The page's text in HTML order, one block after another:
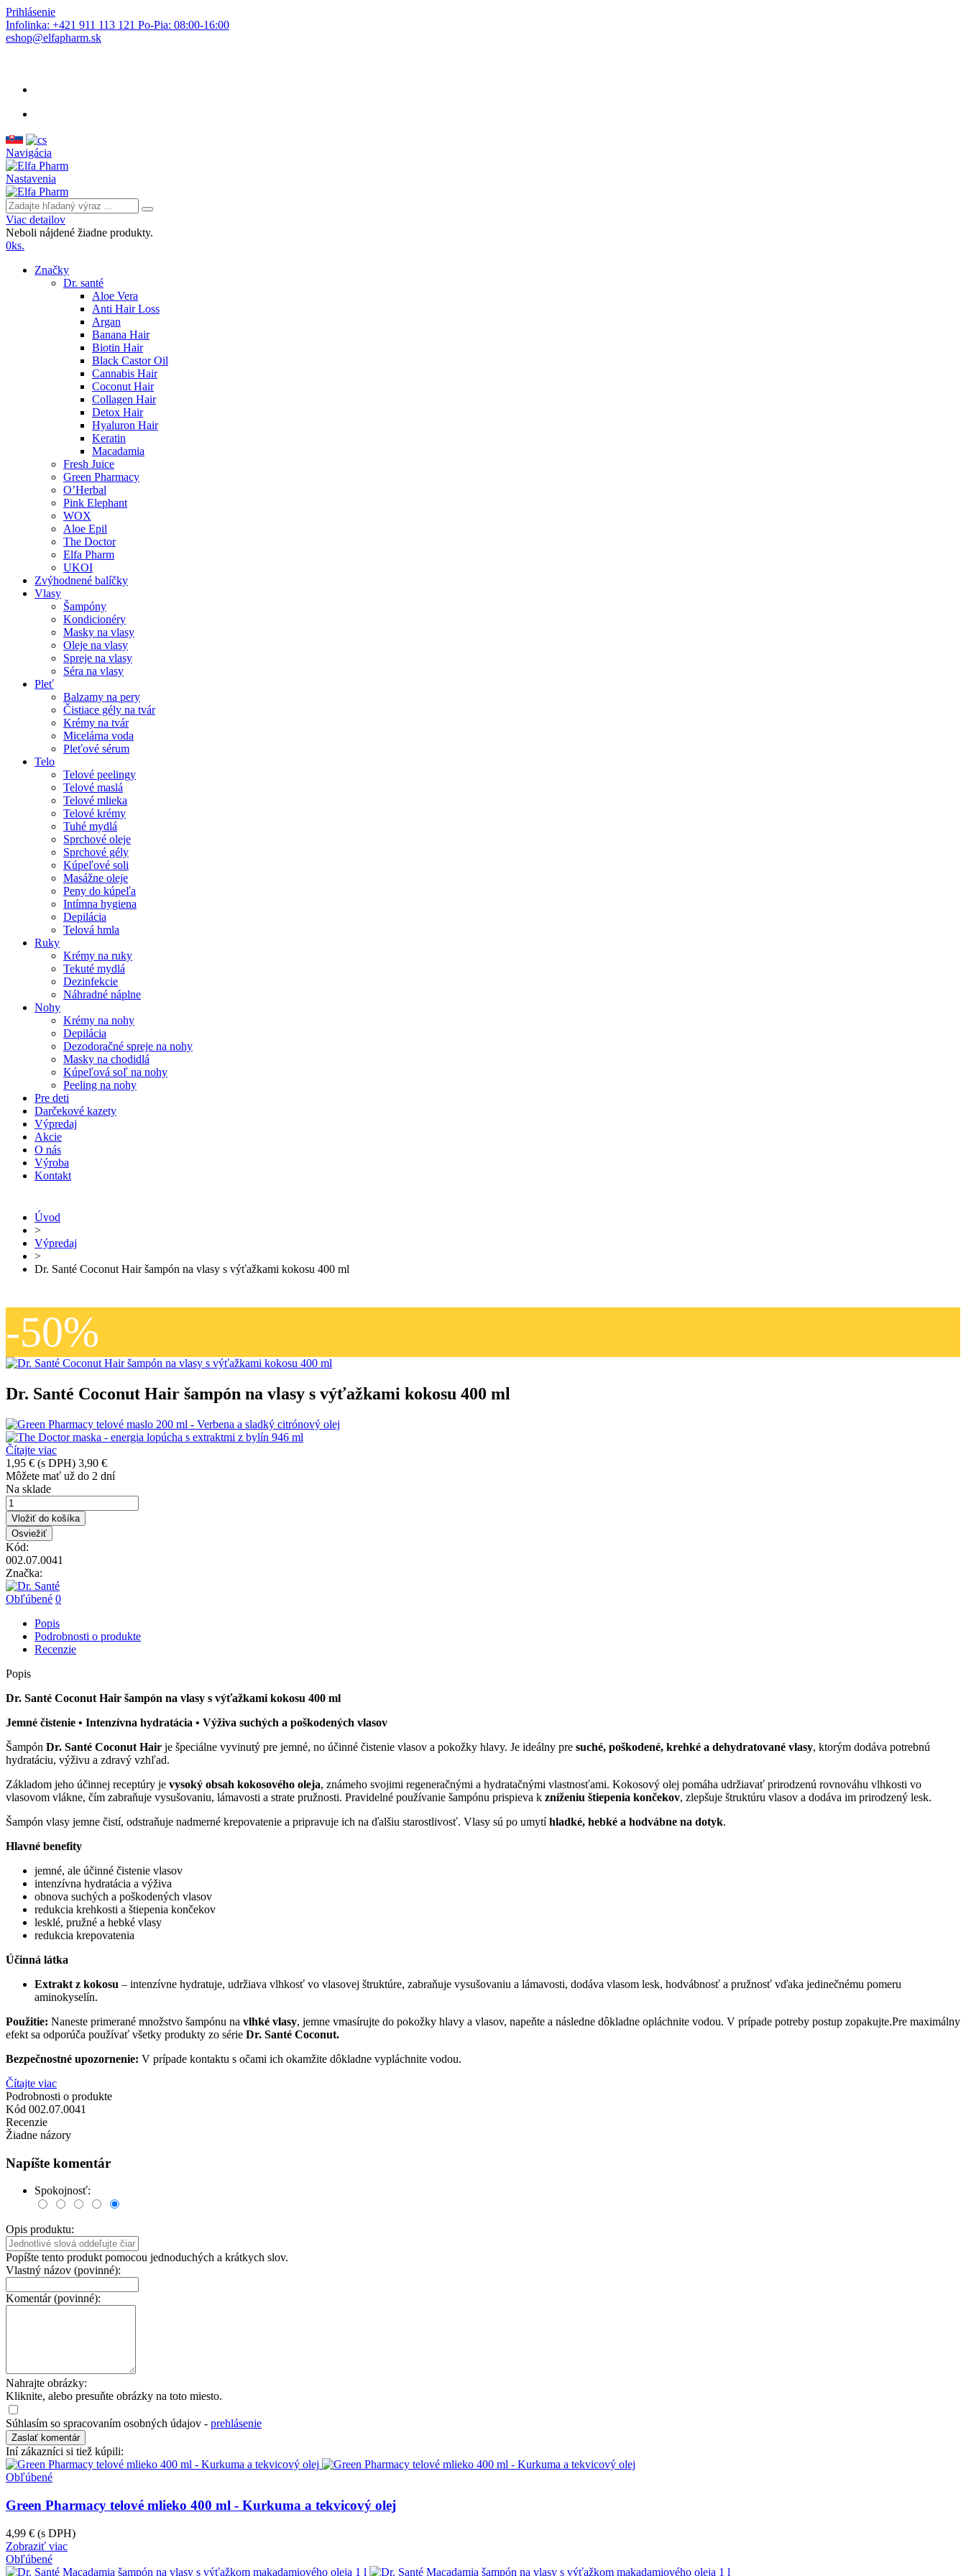
Prihlásenie
Infolinka: +421 911 113 121 Po-Pia: 08:00-16:00
eshop@elfapharm.sk
Navigácia
Nastavenia
Viac detailov
Neboli nájdené žiadne produkty.
0ks.
Značky
Dr. santé
Aloe Vera
Anti Hair Loss
Argan
Banana Hair
Biotin Hair
Black Castor Oil
Cannabis Hair
Coconut Hair
Collagen Hair
Detox Hair
Hyaluron Hair
Keratin
Macadamia
Fresh Juice
Green Pharmacy
O’Herbal
Pink Elephant
WOX
Aloe Epil
The Doctor
Elfa Pharm
UKOI
Zvýhodnené balíčky
Vlasy
Šampóny
Kondicionéry
Masky na vlasy
Oleje na vlasy
Spreje na vlasy
Séra na vlasy
Pleť
Balzamy na pery
Čistiace gély na tvár
Krémy na tvár
Micelárna voda
Pleťové sérum
Telo
Telové peelingy
Telové maslá
Telové mlieka
Telové krémy
Tuhé mydlá
Sprchové oleje
Sprchové gély
Kúpeľové soli
Masážne oleje
Peny do kúpeľa
Intímna hygiena
Depilácia
Telová hmla
Ruky
Krémy na ruky
Tekuté mydlá
Dezinfekcie
Náhradné náplne
Nohy
Krémy na nohy
Depilácia
Dezodoračné spreje na nohy
Masky na chodidlá
Kúpeľová soľ na nohy
Peeling na nohy
Pre deti
Darčekové kazety
Výpredaj
Akcie
O nás
Výroba
Kontakt
Úvod
>
Výpredaj
>
Dr. Santé Coconut Hair šampón na vlasy s výťažkami kokosu 400 ml
-50%
Dr. Santé Coconut Hair šampón na vlasy s výťažkami kokosu 400 ml
Čítajte viac
1,95 € (s DPH) 3,90 €
Môžete mať už do 2 dní
Na sklade
Vložiť do košíka
Kód:
002.07.0041
Značka:
Obľúbené 0
Popis
Podrobnosti o produkte
Recenzie
Popis
Dr. Santé Coconut Hair šampón na vlasy s výťažkami kokosu 400 ml
Jemné čistenie • Intenzívna hydratácia • Výživa suchých a poškodených vlasov
Šampón Dr. Santé Coconut Hair je špeciálne vyvinutý pre jemné, no účinné čistenie vlasov a pokožky hlavy. Je ideálny pre suché, poškodené, krehké a dehydratované vlasy, ktorým dodáva potrebnú
hydratáciu, výživu a zdravý vzhľad.
Základom jeho účinnej receptúry je vysoký obsah kokosového oleja, známeho svojimi regeneračnými a hydratačnými vlastnosťami. Kokosový olej pomáha udržiavať prirodzenú rovnováhu vlhkosti vo
vlasovom vlákne, čím zabraňuje vysušovaniu, lámavosti a strate pružnosti. Pravidelné používanie šampónu prispieva k zníženiu štiepenia končekov, zlepšuje štruktúru vlasov a dodáva im prirodzený lesk.
Šampón vlasy jemne čistí, odstraňuje nadmerné krepovatenie a pripravuje ich na ďalšiu starostlivosť. Vlasy sú po umytíhladké, hebké a hodvábne na dotyk.
Hlavné benefity
jemné, ale účinné čistenie vlasov
intenzívna hydratácia a výživa
obnova suchých a poškodených vlasov
redukcia krehkosti a štiepenia končekov
lesklé, pružné a hebké vlasy
redukcia krepovatenia
Účinná látka
Extrakt z kokosu – intenzívne hydratuje, udržiava vlhkosť vo vlasovej štruktúre, zabraňuje vysušovaniu a lámavosti, dodáva vlasom lesk, hodvábnosť a pružnosť vďaka jedinečnému pomeru
aminokyselín.
Použitie: Naneste primerané množstvo šampónu na vlhké vlasy, jemne vmasírujte do pokožky hlavy a vlasov, napeňte a následne dôkladne opláchnite vodou. V prípade potreby postup zopakujte.Pre maximálny
efekt sa odporúča používať všetky produkty zo série Dr. Santé Coconut.
Bezpečnostné upozornenie: V prípade kontaktu s očami ich okamžite dôkladne vypláchnite vodou.
Čítajte viac
Podrobnosti o produkte
Kód 002.07.0041
Recenzie
Žiadne názory
Napíšte komentár
Spokojnosť:
Opis produktu:
Popíšte tento produkt pomocou jednoduchých a krátkych slov.
Vlastný názov (povinné):
Komentár (povinné):
Nahrajte obrázky:
Kliknite, alebo presuňte obrázky na toto miesto.
Súhlasím so spracovaním osobných údajov - prehlásenie
Iní zákazníci si tiež kúpili:
Obľúbené
Green Pharmacy telové mlieko 400 ml - Kurkuma a tekvicový olej
4,99 € (s DPH)
Zobraziť viac
Obľúbené